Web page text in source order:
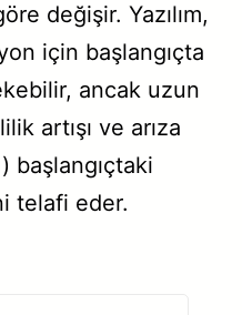
değişir. Yazılım,
için başlangıçta
ancak uzun
artışı ve arıza
başlangıçtaki
telafi eder.